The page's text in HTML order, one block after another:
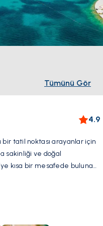
Tümünü Gör
4.9
tatil noktası arayanlar için
sakinliği ve doğal
kısa bir mesafede bulunan
sahili ve sakin
bir deniz keyfi arayan
Plajı, Dalmaçya güneşi